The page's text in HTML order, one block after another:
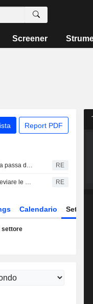
Screener
Report PDF
La produzione di droni in Francia passa dalle ambizioni politiche alle linee di montaggio RE
La Romania corre ai ripari per deviare le acque del Danubio, mentre la centrale ungherese di Paks resta con un'unica turbina attiva RE
Calendario Settore
settore